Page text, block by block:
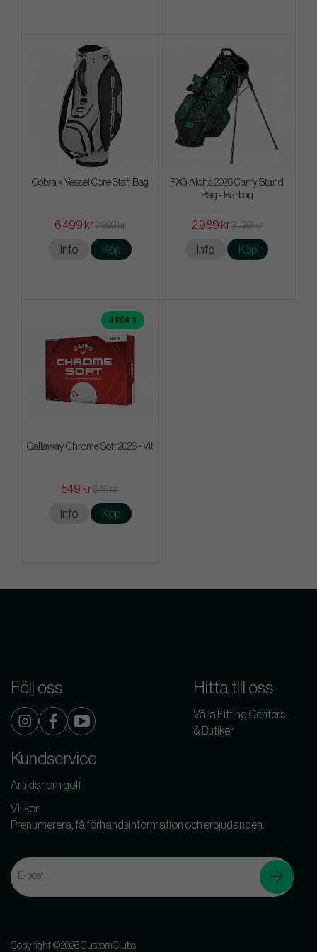
Cobra x Vessel Core Staff Bag
6 499 kr7 999 kr
Info Köp
PXG Aloha 2026 Carry Stand
Bag - Bärbag
2 989 kr3 799 kr
Info Köp
4 FÖR 3
Callaway Chrome Soft 2026 - Vit
549 kr649 kr
Info Köp
Följ oss Hitta till oss
Våra Fitting Centers
& Butiker
Kundservice
Artiklar om golf
Villkor
Prenumerera, få förhandsinformation och erbjudanden.
Copyright ©2026 CustomClubs